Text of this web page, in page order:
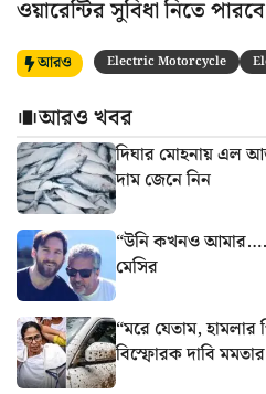
ওয়ারেন্টির সুবিধা নিতে
আরও Electric Motorcycle
আরও খবর
দিঘার মোহনায় এল
দাম জেনে নিন
“উনি কখনও
মেসির
“মরে যেতাম, হামলার
বিস্ফোরক দাবি মমতার